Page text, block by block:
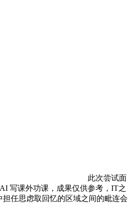
此次尝试面
写课外功课，成果仅供参考，IT之
任思虑取回忆的区域之间的毗连会